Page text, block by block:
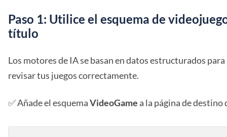
Paso 1: Utilice el esquema de
título
Los motores de IA se basan en datos estructurados
revisar tus juegos correctamente.
✅ Añade el esquemaVideoGame a la página de destino